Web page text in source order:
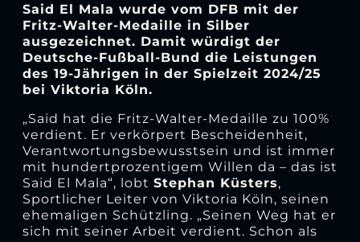
Said El Mala wurde vom DFB mit der
Fritz-Walter-Medaille in Silber
ausgezeichnet. Damit würdigt der
Deutsche-Fußball-Bund die Leistungen
des 19-Jährigen in der Spielzeit 2024/25
bei Viktoria Köln.
„Said hat die Fritz-Walter-Medaille zu 100%
verdient. Er verkörpert Bescheidenheit,
Verantwortungsbewusstsein und ist immer
mit hundertprozentigem Willen da – das ist
Said El Mala“, lobt Stephan Küsters,
Sportlicher Leiter von Viktoria Köln, seinen
ehemaligen Schützling. „Seinen Weg hat er
sich mit seiner Arbeit verdient. Schon als